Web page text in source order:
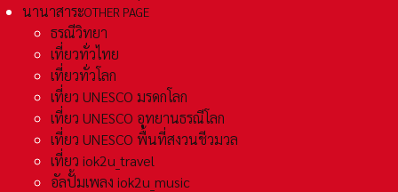
นานาสาระOTHER PAGE
ธรณีวิทยา
เที่ยวทั่วไทย
เที่ยวทั่วโลก
เที่ยว UNESCO มรดกโลก
เที่ยว UNESCO อุทยานธรณีโลก
เที่ยว UNESCO พื้นที่สงวนชีวมวล
เที่ยว iok2u_travel
อัลปั้มเพลง iok2u_music